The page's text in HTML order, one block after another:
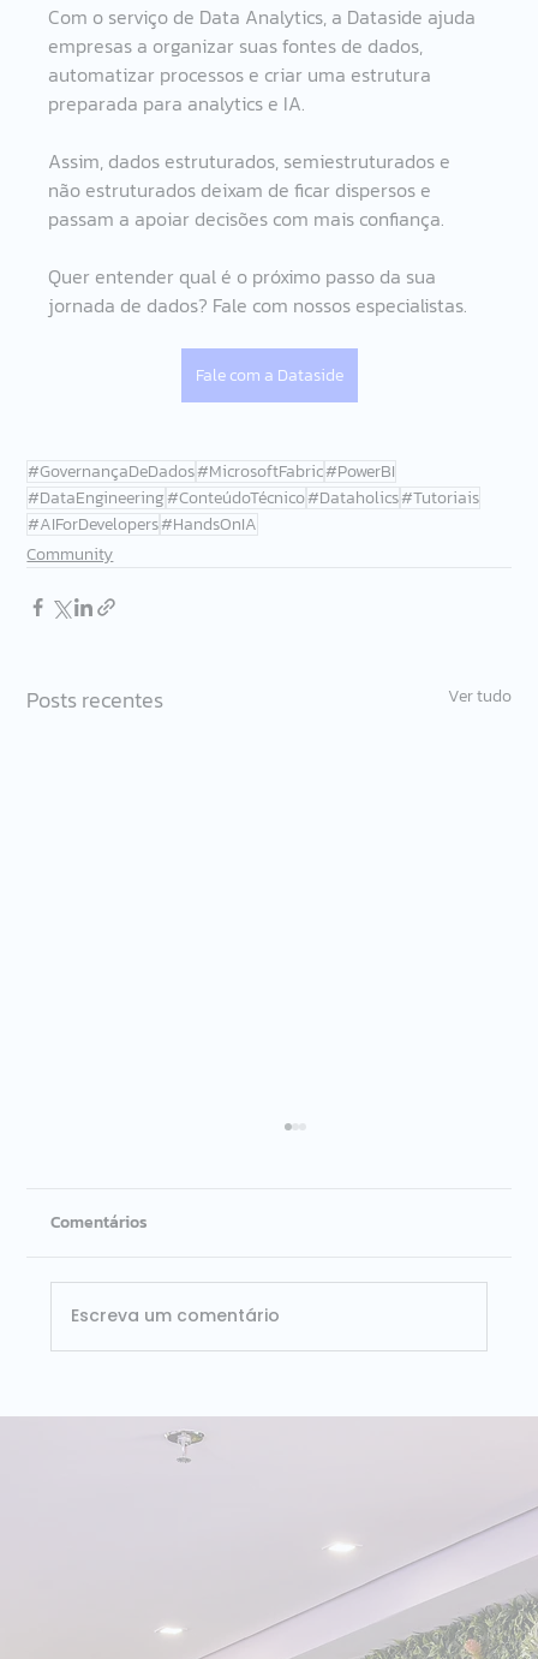
Com o serviço de Data Analytics, a Dataside ajuda
empresas a organizar suas fontes de dados,
automatizar processos e criar uma estrutura
preparada para analytics e IA.
Assim, dados estruturados, semiestruturados e
não estruturados deixam de ficar dispersos e
passam a apoiar decisões com mais confiança.
Quer entender qual é o próximo passo da sua
jornada de dados? Fale com nossos especialistas.
Fale com a Dataside
#GovernançaDeDados#MicrosoftFabric#PowerBI
#DataEngineering#ConteúdoTécnico#Dataholics#Tutoriais
#AIForDevelopers#HandsOnIA
Community
Posts recentes Ver tudo
Indicadores de desempenho: como
escolher os KPIs certos para cada área
Comentários
Escreva um comentário